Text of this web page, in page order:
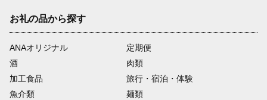
お礼の品から探す
ANAオリジナル
定期便
酒
肉類
加工食品
旅行・宿泊・体験
魚介類
麺類